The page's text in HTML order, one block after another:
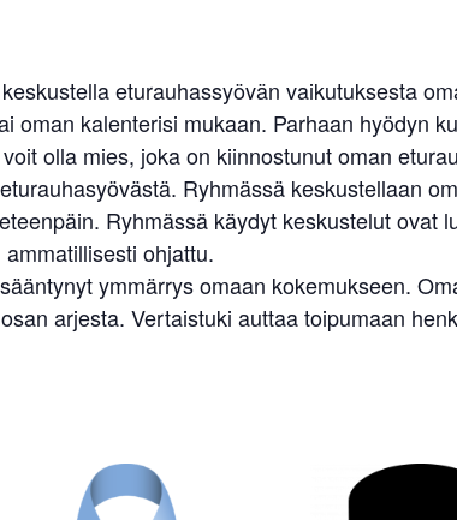
eturauhassyövän vaikutuksesta
oman kalenterisi mukaan. Parhaan hyödyn
olla mies, joka on kiinnostunut oman
Ryhmässä keskustellaan
Ryhmässä käydyt keskustelut ovat
ohjattu.
ymmärrys omaan kokemukseen.
arjesta. Vertaistuki auttaa toipumaan